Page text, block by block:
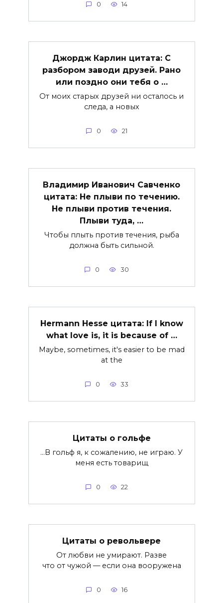
0 14
Джордж Карлин цитата: С
разбором заводи друзей. Рано
или поздно они тебя о …
От моих старых друзей ни осталось и
следа, а новых
0 21
Владимир Иванович Савченко
цитата: Не плыви по течению.
Не плыви против течения.
Плыви туда, …
Чтобы плыть против течения, рыба
должна быть сильной.
0 30
Hermann Hesse цитата: If I know
what love is, it is because of …
Maybe, sometimes, it's easier to be mad
at the
0 33
Цитаты о гольфе
…В гольф я, к сожалению, не играю. У
меня есть товарищ
0 22
Цитаты о револьвере
От любви не умирают. Разве
что от чужой — если она вооружена
0 16